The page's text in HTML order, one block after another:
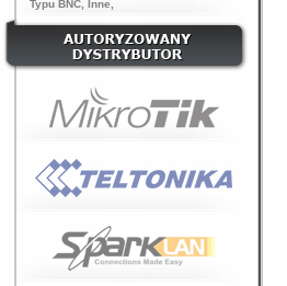
Typu BNC Inne